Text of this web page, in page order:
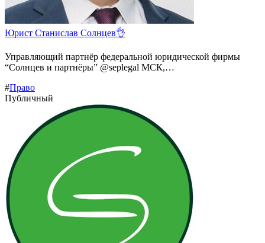
Юрист Станислав Солнцев👌
Управляющий партнёр федеральной юридической фирмы
“Солнцев и партнёры” @seplegal МСК,…
#Право
Публичный